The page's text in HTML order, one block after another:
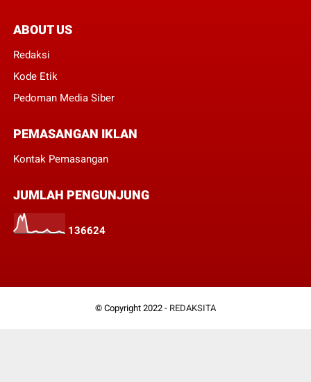
ABOUT US
Redaksi
Kode Etik
Pedoman Media Siber
PEMASANGAN IKLAN
Kontak Pemasangan
JUMLAH PENGUNJUNG
136624
© Copyright 2022 - REDAKSITA